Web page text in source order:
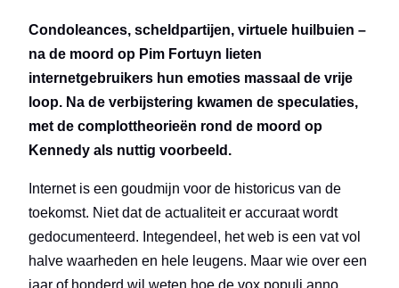
Condoleances, scheldpartijen, virtuele huilbuien –
na de moord op Pim Fortuyn lieten
internetgebruikers hun emoties massaal de vrije
loop. Na de verbijstering kwamen de speculaties,
met de complottheorieën rond de moord op
Kennedy als nuttig voorbeeld.
Internet is een goudmijn voor de historicus van de
toekomst. Niet dat de actualiteit er accuraat wordt
gedocumenteerd. Integendeel, het web is een vat vol
halve waarheden en hele leugens. Maar wie over een
jaar of honderd wil weten hoe de vox populi anno